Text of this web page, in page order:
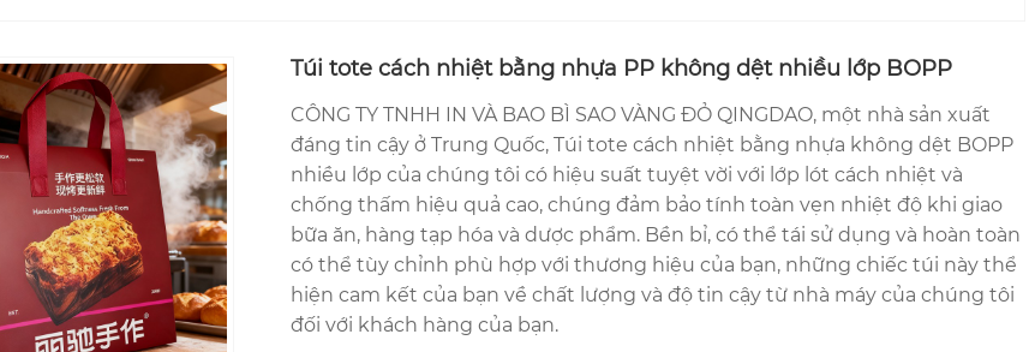
Túi tote cách nhiệt bằng nhựa PP không dệt nhiều lớp BOPP
CÔNG TY TNHH IN VÀ BAO BÌ SAO VÀNG ĐỎ QINGDAO, một nhà sản xuất
đáng tin cậy ở Trung Quốc, Túi tote cách nhiệt bằng nhựa không dệt BOPP
nhiều lớp của chúng tôi có hiệu suất tuyệt vời với lớp lót cách nhiệt và
chống thấm hiệu quả cao, chúng đảm bảo tính toàn vẹn nhiệt độ khi giao
bữa ăn, hàng tạp hóa và dược phẩm. Bền bỉ, có thể tái sử dụng và hoàn toàn
có thể tùy chỉnh phù hợp với thương hiệu của bạn, những chiếc túi này thể
hiện cam kết của bạn về chất lượng và độ tin cậy từ nhà máy của chúng tôi
đối với khách hàng của bạn.